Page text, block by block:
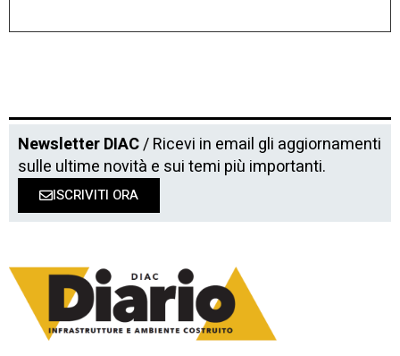
Newsletter DIAC/ Ricevi in email gli aggiornamenti
sulle ultime novità e sui temi più importanti.
ISCRIVITI ORA